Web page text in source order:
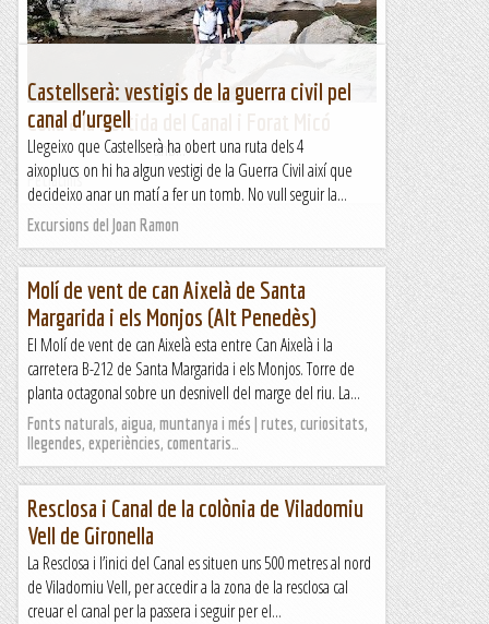
Colla a la Sortida del Canal i Forat Micó
&nb...
Petjacims
Castellserà: vestigis de la guerra civil pel
canal d'urgell
Llegeixo que Castellserà ha obert una ruta dels 4
aixoplucs on hi ha algun vestigi de la Guerra Civil així que
decideixo anar un matí a fer un tomb. No vull seguir la...
Excursions del Joan Ramon
Molí de vent de can Aixelà de Santa
Margarida i els Monjos (Alt Penedès)
El Molí de vent de can Aixelà esta entre Can Aixelà i la
carretera B-212 de Santa Margarida i els Monjos. Torre de
planta octagonal sobre un desnivell del marge del riu. La...
Fonts naturals, aigua, muntanya i més | rutes, curiositats,
llegendes, experiències, comentaris…
Resclosa i Canal de la colònia de Viladomiu
Vell de Gironella
La Resclosa i l’inici del Canal es situen uns 500 metres al nord
de Viladomiu Vell, per accedir a la zona de la resclosa cal
creuar el canal per la passera i seguir per el...